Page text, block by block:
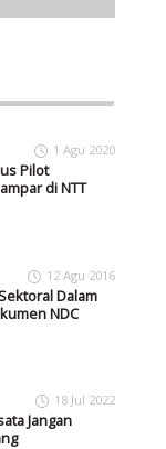
1 Agu 2020
Pilot
di NTT
12 Agu 2016
Dalam
NDC
18 Jul 2022
Jangan